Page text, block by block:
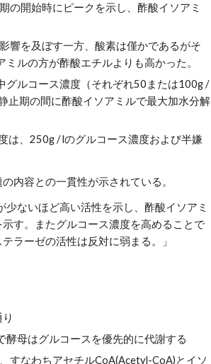
の開始時にピークを示し、酢酸イソアミ
響を及ぼす一方、酸素は僅かであるがそ
ルの方が酢酸エチルよりも高かった。
グルコース濃度（それぞれ50または100g /
止期の間に酢酸イソアミルで最大加水分解
内容との一貫性が示されている。
少ないほど高い活性を示し、酢酸イソアミ
す。またグルコース濃度を高めることで
ラーゼの活性は反対に弱まる。」
母はグルコースを優先的に代謝する
すなわちアセチルCoA(Acetyl-CoA)とイソ